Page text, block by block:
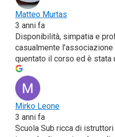
Mat­teo Mur­tas
3 anni fa
Dispo­ni­bi­li­tà, sim­pa­tia e
casual­men­te
quen­ta­to il cor­so ed è sta­ta
Mir­ko Leo­ne
3 anni fa
Scuo­la Sub ric­ca di